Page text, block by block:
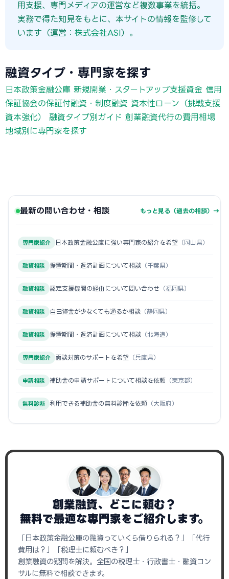
用支援、専門メディアの運営など複数事業を統括。
実務で得た知見をもとに、本サイトの情報を監修して
います（運営： 株式会社ASI）。
融資タイプ・専門家を探す
日本政策金融公庫 新規開業・スタートアップ支援資金 信用
保証協会の保証付融資・制度融資 資本性ローン（挑戦支援
資本強化）
融資タイプ別ガイド 創業融資代行の費用相場
地域別に専門家を探す
最新の問い合わせ・相談 もっと見る（過去の相談）→
専門家紹介 日本政策金融公庫に強い専門家の紹介を希望 （岡山県）
融資相談 据置期間・返済計画について相談 （千葉県）
融資相談 認定支援機関の経由について問い合わせ （福岡県）
融資相談 自己資金が少なくても通るか相談 （静岡県）
融資相談 据置期間・返済計画について相談 （北海道）
専門家紹介 面談対策のサポートを希望 （兵庫県）
申請相談 補助金の申請サポートについて相談を依頼 （東京都）
無料診断 利用できる補助金の無料診断を依頼 （大阪府）
創業融資、どこに頼む？
無料で最適な専門家をご紹介します。
「日本政策金融公庫の融資っていくら借りられる？」「代行
費用は？」「税理士に頼むべき？」
創業融資の疑問を解決。全国の税理士・行政書士・融資コン
サルに無料で相談できます。